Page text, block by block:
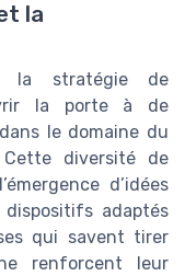
la
la stratégie de
la porte à de
le domaine du
diversité de
d’idées
adaptés
qui savent tirer
renforcent leur